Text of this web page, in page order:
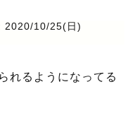
2020/10/25(日)
れるようになってる